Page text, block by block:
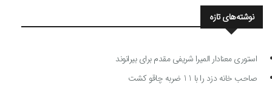
نوشته‌های تازه
استوری معنادار المیرا شریفی مقدم برای بیرانوند
صاحب خانه دزد را با 11 ضربه چاقو کشت